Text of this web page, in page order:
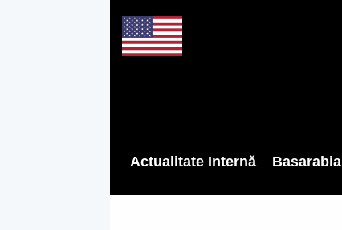
Actualitate Internă Basarabia